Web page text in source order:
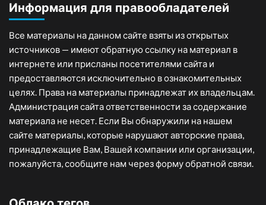
Информация для правообладателей
Все материалы на данном сайте взяты из открытых
источников — имеют обратную ссылку на материал в
интернете или присланы посетителями сайта и
предоставляются исключительно в ознакомительных
целях. Права на материалы принадлежат их владельцам.
Администрация сайта ответственности за содержание
материала не несет. Если Вы обнаружили на нашем
сайте материалы, которые нарушают авторские права,
принадлежащие Вам, Вашей компании или организации,
пожалуйста, сообщите нам через форму обратной связи.